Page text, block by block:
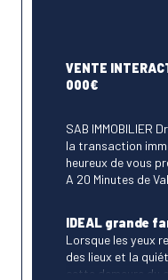
VENTE
000€
SAB IMMOBILIER
la transaction
heureux de vous
A 20 Minutes de
IDEAL grande
Lorsque les yeux
des lieux et la
cette demeure du